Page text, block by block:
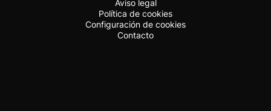
Aviso legal
Política de cookies
Configuración de cookies
Contacto